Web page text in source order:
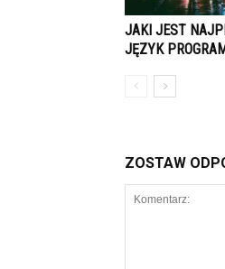
JAKI JEST
JĘZYK
ZOSTAW